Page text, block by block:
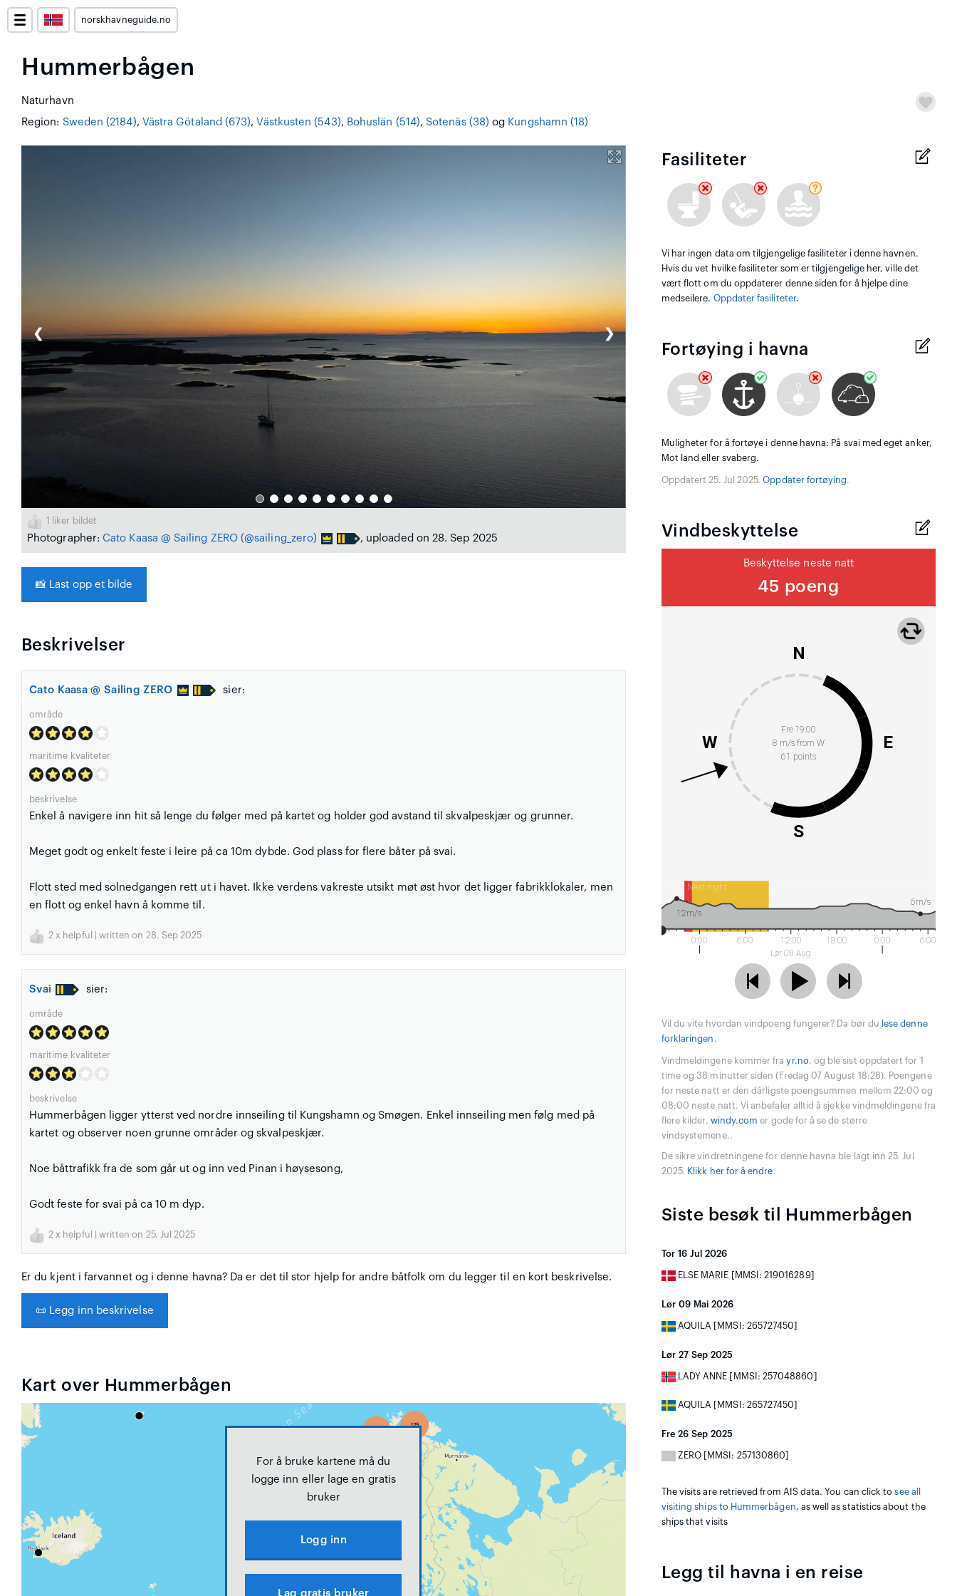
norskhavneguide.no
Hummerbågen
Naturhavn
Region: Sweden (2184), Västra Götaland (673), Västkusten (543), Bohuslän (514), Sotenäs (38) og Kungshamn (18)
❮ ❯
1 liker bildet
Photographer:Cato Kaasa @ Sailing ZERO (@sailing_zero) , uploaded on 28. Sep 2025
📸 Last opp et bilde
Beskrivelser
Cato Kaasa @ Sailing ZERO sier:
område
maritime kvaliteter
beskrivelse
Enkel å navigere inn hit så lenge du følger med på kartet og holder god avstand til skvalpeskjær og grunner.
Meget godt og enkelt feste i leire på ca 10m dybde. God plass for flere båter på svai.
Flott sted med solnedgangen rett ut i havet. Ikke verdens vakreste utsikt møt øst hvor det ligger fabrikklokaler, men
en flott og enkel havn å komme til.
2 x helpful | written on 28. Sep 2025
Svai sier:
område
maritime kvaliteter
beskrivelse
Hummerbågen ligger ytterst ved nordre innseiling til Kungshamn og Smøgen. Enkel innseiling men følg med på
kartet og observer noen grunne områder og skvalpeskjær.
Noe båttrafikk fra de som går ut og inn ved Pinan i høysesong,
Godt feste for svai på ca 10 m dyp.
2 x helpful | written on 25. Jul 2025
Er du kjent i farvannet og i denne havna? Da er det til stor hjelp for andre båtfolk om du legger til en kort beskrivelse.
📜 Legg inn beskrivelse
Kart over Hummerbågen
For å bruke kartene må du
logge inn eller lage en gratis
bruker
Logg inn
Lag gratis bruker
Fasiliteter
Vi har ingen data om tilgjengelige fasiliteter i denne havnen.
Hvis du vet hvilke fasiliteter som er tilgjengelige her, ville det
vært flott om du oppdaterer denne siden for å hjelpe dine
medseilere. Oppdater fasiliteter.
Fortøying i havna
Muligheter for å fortøye i denne havna: På svai med eget anker,
Mot land eller svaberg.
Oppdatert 25. Jul 2025.Oppdater fortøying.
Vindbeskyttelse
Beskyttelse neste natt
45 poeng
Fre 19:00
8 m/s from W
61 points
N
E
S
W
Next night
0:00 6:00
12:00
Lør 08 Aug
18:00 0:00 6:00
12m/s
6m/s
Vil du vite hvordan vindpoeng fungerer? Da bør du lese denne
forklaringen .
Vindmeldingene kommer frayr.no, og ble sist oppdatert for 1
time og 38 minutter siden (Fredag 07 August 18:28). Poengene
for neste natt er den dårligste poengsummen mellom 22:00 og
08:00 neste natt. Vi anbefaler alltid å sjekke vindmeldingene fra
flere kilder. windy.com er gode for å se de større
vindsystemene..
De sikre vindretningene for denne havna ble lagt inn 25. Jul
2025. Klikk her for å endre.
Siste besøk til Hummerbågen
Tor 16 Jul 2026
ELSE MARIE [MMSI: 219016289]
Lør 09 Mai 2026
AQUILA [MMSI: 265727450]
Lør 27 Sep 2025
LADY ANNE [MMSI: 257048860]
AQUILA [MMSI: 265727450]
Fre 26 Sep 2025
ZERO [MMSI: 257130860]
The visits are retrieved from AIS data. You can click tosee all
visiting ships to Hummerbågen, as well as statistics about the
ships that visits
Legg til havna i en reise